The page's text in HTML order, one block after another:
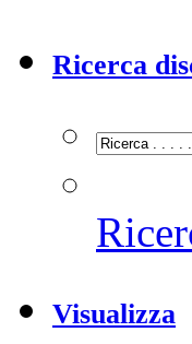
Ricerca
Visualizza